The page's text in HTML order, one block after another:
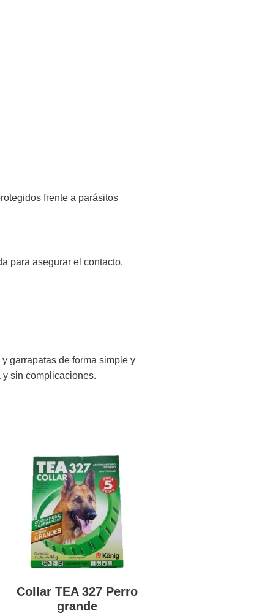
frente a parásitos
para asegurar el contacto.
garrapatas de forma simple y
sin complicaciones.
Collar TEA 327 Perro
grande